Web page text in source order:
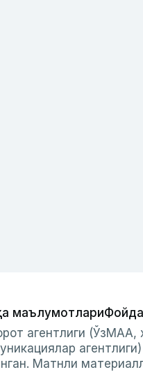
маълумотлари
агентлиги
Матнли